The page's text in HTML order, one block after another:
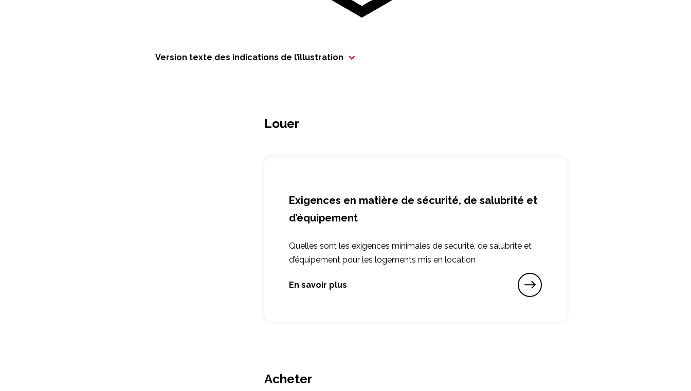
Version texte des indications de l’illustration
Louer
Exigences en matière de sécurité, de salubrité et
d’équipement
Quelles sont les exigences minimales de sécurité, de salubrité et
d’équipement pour les logements mis en location
En savoir plus
Acheter